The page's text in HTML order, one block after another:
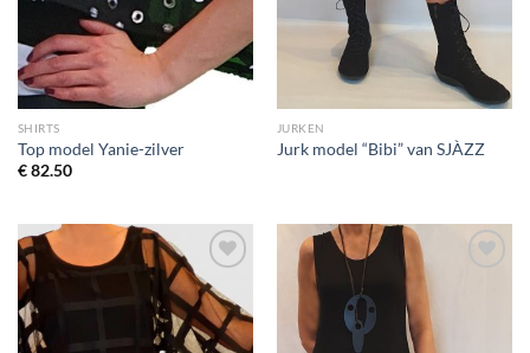
SHIRTS
Top model Yanie-zilver
€82.50
JURKEN
Jurk model “Bibi” van SJÀZZ
Toevoegen
aan
wenslijst